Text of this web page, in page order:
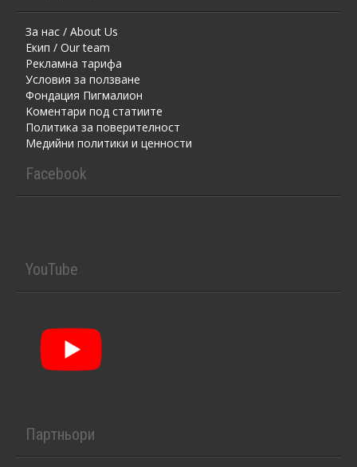
За нас / About Us
Екип / Our team
Рекламна тарифа
Условия за ползване
Фондация Пигмалион
Kоментaри под статиите
Политика за поверителност
Медийни политики и ценности
Facebook
YouTube
Партньори